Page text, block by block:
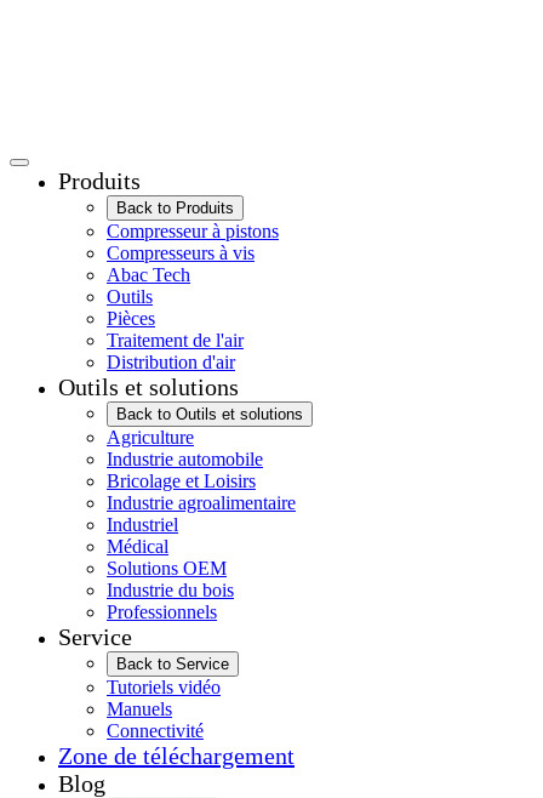
Produits
Back to Produits
Compresseur à pistons
Compresseurs à vis
Abac Tech
Outils
Pièces
Traitement de l'air
Distribution d'air
Outils et solutions
Back to Outils et solutions
Agriculture
Industrie automobile
Bricolage et Loisirs
Industrie agroalimentaire
Industriel
Médical
Solutions OEM
Industrie du bois
Professionnels
Service
Back to Service
Tutoriels vidéo
Manuels
Connectivité
Zone de téléchargement
Blog